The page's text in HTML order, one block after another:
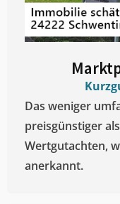
Das weniger
preisgünstiger
Wertgutachten,
anerkannt.